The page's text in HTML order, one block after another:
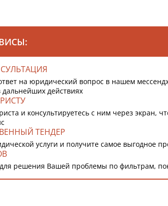
на юридический вопрос в нашем
дальнейших действиях
и консультируетесь с ним через экран,
ТЕНДЕР
услуги и получите самое выгодное
решения Вашей проблемы по фильтрам,